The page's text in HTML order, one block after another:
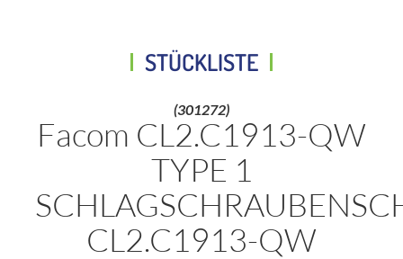
STÜCKLISTE
(301272)
Facom CL2.C1913-QW
TYPE 1
CL2.C1913-QW